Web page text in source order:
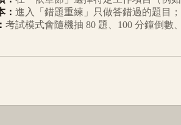
： 進入「錯題重練」只做答錯過的題目
考試模式會隨機抽 80 題、100 分鐘倒